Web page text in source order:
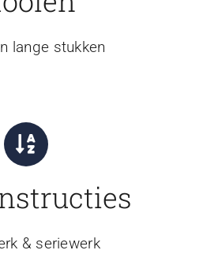
lange stukken
& seriewerk